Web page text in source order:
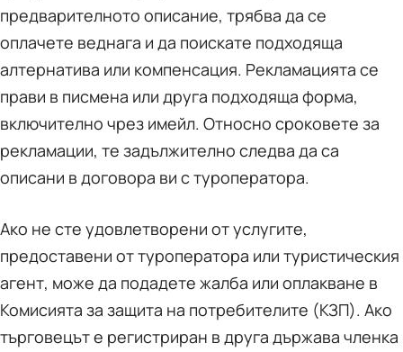
предварителното описание, трябва да се
оплачете веднага и да поискате подходяща
алтернатива или компенсация. Рекламацията се
прави в писмена или друга подходяща форма,
включително чрез имейл. Относно сроковете за
рекламации, те задължително следва да са
описани в договора ви с туроператора.
Ако не сте удовлетворени от услугите,
предоставени от туроператора или туристическия
агент, може да подадете жалба или оплакване в
Комисията за защита на потребителите (КЗП). Ако
търговецът е регистриран в друга държава членка